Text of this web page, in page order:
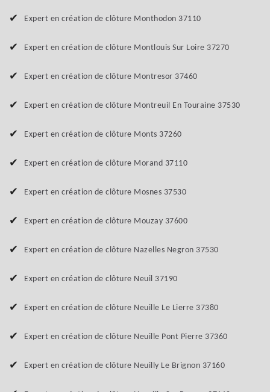
Expert en création de clôture Monthodon 37110
Expert en création de clôture Montlouis Sur Loire 37270
Expert en création de clôture Montresor 37460
Expert en création de clôture Montreuil En Touraine 37530
Expert en création de clôture Monts 37260
Expert en création de clôture Morand 37110
Expert en création de clôture Mosnes 37530
Expert en création de clôture Mouzay 37600
Expert en création de clôture Nazelles Negron 37530
Expert en création de clôture Neuil 37190
Expert en création de clôture Neuille Le Lierre 37380
Expert en création de clôture Neuille Pont Pierre 37360
Expert en création de clôture Neuilly Le Brignon 37160